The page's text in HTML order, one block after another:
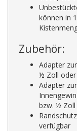
können in
Zubehör:
Adapter
½ Zoll
Adapter
bzw. ½
verfügbar